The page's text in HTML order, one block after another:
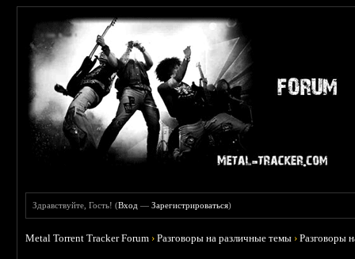
Здравствуйте, Гость! (Вход —Зарегистрироваться)
Metal Torrent Tracker Forum ›Разговоры на различные темы ›Разговоры